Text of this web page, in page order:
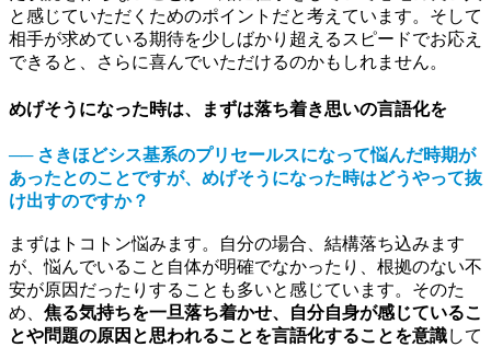
と感じていただくためのポイントだと考えています。そして
相手が求めている期待を少しばかり超えるスピードでお応え
できると、さらに喜んでいただけるのかもしれません。
めげそうになった時は、まずは落ち着き思いの言語化を
── さきほどシス基系のプリセールスになって悩んだ時期が
あったとのことですが、めげそうになった時はどうやって抜
け出すのですか？
まずはトコトン悩みます。自分の場合、結構落ち込みます
が、悩んでいること自体が明確でなかったり、根拠のない不
安が原因だったりすることも多いと感じています。そのた
め、 焦る気持ちを一旦落ち着かせ、自分自身が感じているこ
とや問題の原因と思われることを言語化することを意識して